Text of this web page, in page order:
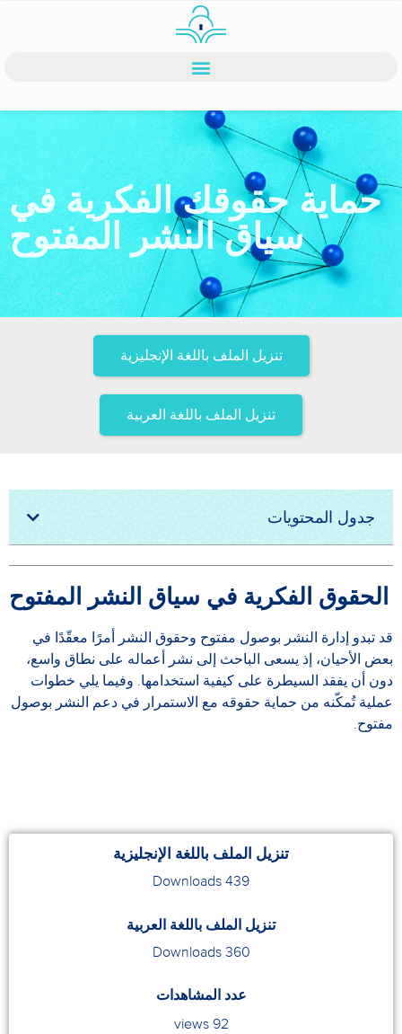
حماية حقوقك الفكرية في
سياق النشر المفتوح
تنزيل الملف باللغة الإنجليزية
تنزيل الملف باللغة العربية
جدول المحتويات
الحقوق الفكرية في سياق النشر المفتوح
قد تبدو إدارة النشر بوصول مفتوح وحقوق النشر أمرًا معقّدًا في
بعض الأحيان، إذ يسعى الباحث إلى نشر أعماله على نطاق واسع،
دون أن يفقد السيطرة على كيفية استخدامها. وفيما يلي خطوات
عملية تُمكّنه من حماية حقوقه مع الاستمرار في دعم النشر بوصول
مفتوح.
تنزيل الملف باللغة الإنجليزية
439
تنزيل الملف باللغة العربية
360
Downloads
عدد المشاهدات
92 views